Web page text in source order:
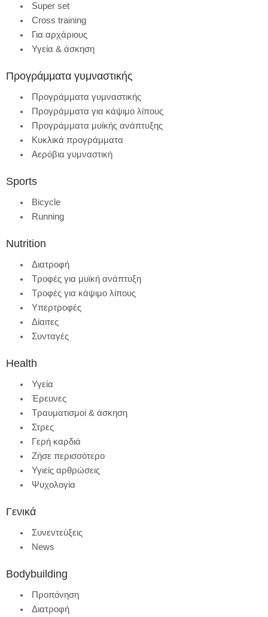
Super set
Cross training
Για αρχάριους
Υγεία & άσκηση
Προγράμματα γυμναστικής
Προγράμματα γυμναστικής
Προγράμματα για κάψιμο λίπους
Προγράμματα μυϊκής ανάπτυξης
Κυκλικά προγράμματα
Αερόβια γυμναστική
Sports
Bicycle
Running
Nutrition
Διατροφή
Τροφές για μυϊκή ανάπτυξη
Τροφές για κάψιμο λίπους
Υπερτροφές
Δίαιτες
Συνταγές
Health
Υγεία
Έρευνες
Τραυματισμοί & άσκηση
Στρες
Γερή καρδιά
Ζήσε περισσότερο
Υγιείς αρθρώσεις
Ψυχολογία
Γενικά
Συνεντεύξεις
News
Bodybuilding
Προπόνηση
Διατροφή